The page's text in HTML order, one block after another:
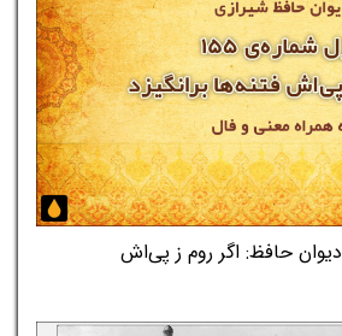
غزل شماره‌ی ۱۵۵ دیوان حافظ: اگر روم ز پی‌اش